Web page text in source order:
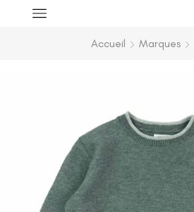
Accueil Marques